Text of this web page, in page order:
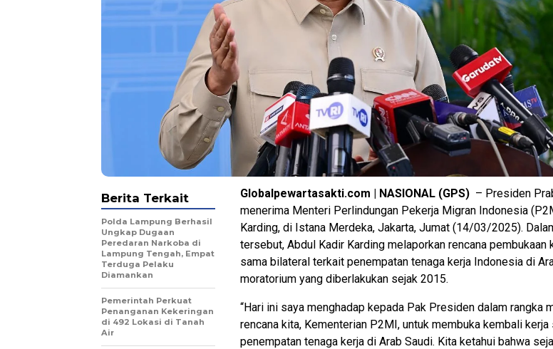
Globalpewartasakti.com | NASIONAL (GPS) – Presiden
menerima Menteri Perlindungan Pekerja Migran Indonesia
Karding, di Istana Merdeka, Jakarta, Jumat (14/03/2025).
tersebut, Abdul Kadir Karding melaporkan rencana pembukaan
sama bilateral terkait penempatan tenaga kerja Indonesia di
moratorium yang diberlakukan sejak 2015.
“Hari ini saya menghadap kepada Pak Presiden dalam rangka
rencana kita, Kementerian P2MI, untuk membuka kembali
penempatan tenaga kerja di Arab Saudi. Kita ketahui bahwa
Berita Terkait
Polda Lampung Berhasil
Ungkap Dugaan
Peredaran Narkoba di
Lampung Tengah, Empat
Terduga Pelaku
Diamankan
Pemerintah Perkuat
Penanganan Kekeringan
di 492 Lokasi di Tanah
Air